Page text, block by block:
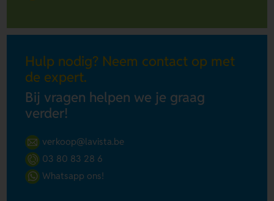
Hulp nodig? Neem contact op met
de expert.
Bij vragen helpen we je graag
verder!
verkoop@lavista.be
03 80 83 28 6
Whatsapp ons!